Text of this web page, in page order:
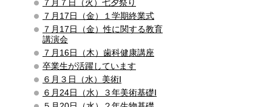
７月７日（火）七夕祭り
７月17日（金）１学期終業式
７月17日（金）性に関する教育
講演会
７月16日（木）歯科健康講座
卒業生が活躍しています
６月３日（水）美術Ⅰ
６月24日（水）３年美術基礎Ⅰ